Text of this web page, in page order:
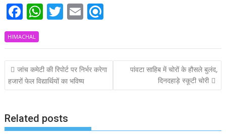
F
ac
e
b
o
o
W
at
s
A
p
T
itt
er
E
ai
l
i
n
d
HIMACHAL
Post
navigation
जांच कमेटी की रिपोर्ट पर निर्भर करेगा
हजारों फेल विद्यार्थियों का भविष्य
पांवटा साहिब में चोरों के हौसले बुलंद,
दिनदहाड़े स्कूटी चोरी
Related posts